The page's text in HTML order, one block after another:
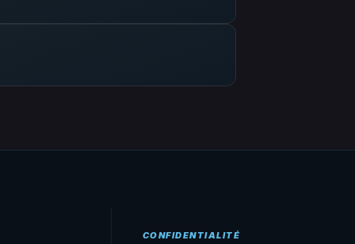
CONFIDENTIALITÉ